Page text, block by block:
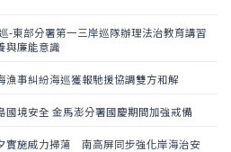
-東部分署第一三岸巡隊辦理法治教育講習
與廉能意識
漁事糾紛海巡獲報馳援協調雙方和解
國境安全 金馬澎分署國慶期間加強戒備
實施威力掃蕩　南高屏同步強化岸海治安